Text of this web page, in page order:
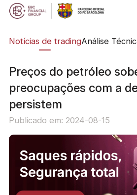
Notícias de tradingAnálise
Preços do petróleo
preocupações com a
persistem
Publicado em: 2024-08-15